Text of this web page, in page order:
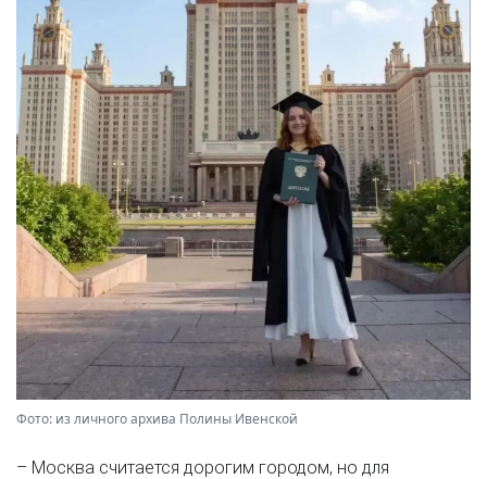
Фото: из личного архива Полины Ивенской
– Москва считается дорогим городом, но для